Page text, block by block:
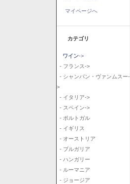
マイページへ
カテゴリ
ワイン->
- フランス->
- シャンパン・ヴァンムスー-
>
- イタリア->
- スペイン->
- ポルトガル
- イギリス
- オーストリア
- ブルガリア
- ハンガリー
- ルーマニア
- ジョージア